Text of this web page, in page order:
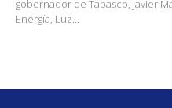
gobernador de Tabasco, Javier
Energía, Luz...